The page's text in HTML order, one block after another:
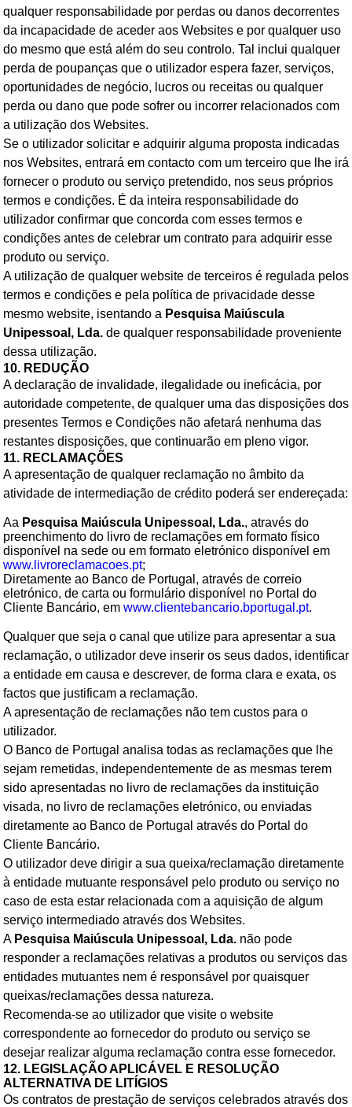
qualquer responsabilidade por perdas ou danos decorrentes
da incapacidade de aceder aos Websites e por qualquer uso
do mesmo que está além do seu controlo. Tal inclui qualquer
perda de poupanças que o utilizador espera fazer, serviços,
oportunidades de negócio, lucros ou receitas ou qualquer
perda ou dano que pode sofrer ou incorrer relacionados com
a utilização dos Websites.
Se o utilizador solicitar e adquirir alguma proposta indicadas
nos Websites, entrará em contacto com um terceiro que lhe irá
fornecer o produto ou serviço pretendido, nos seus próprios
termos e condições. É da inteira responsabilidade do
utilizador confirmar que concorda com esses termos e
condições antes de celebrar um contrato para adquirir esse
produto ou serviço.
A utilização de qualquer website de terceiros é regulada pelos
termos e condições e pela política de privacidade desse
mesmo website, isentando a Pesquisa Maiúscula
Unipessoal, Lda. de qualquer responsabilidade proveniente
dessa utilização.
10. REDUÇÃO
A declaração de invalidade, ilegalidade ou ineficácia, por
autoridade competente, de qualquer uma das disposições dos
presentes Termos e Condições não afetará nenhuma das
restantes disposições, que continuarão em pleno vigor.
11. RECLAMAÇÕES
A apresentação de qualquer reclamação no âmbito da
atividade de intermediação de crédito poderá ser endereçada:
Aa Pesquisa Maiúscula Unipessoal, Lda., através do
preenchimento do livro de reclamações em formato físico
disponível na sede ou em formato eletrónico disponível em
www.livroreclamacoes.pt;
Diretamente ao Banco de Portugal, através de correio
eletrónico, de carta ou formulário disponível no Portal do
Cliente Bancário, em www.clientebancario.bportugal.pt.
Qualquer que seja o canal que utilize para apresentar a sua
reclamação, o utilizador deve inserir os seus dados, identificar
a entidade em causa e descrever, de forma clara e exata, os
factos que justificam a reclamação.
A apresentação de reclamações não tem custos para o
utilizador.
O Banco de Portugal analisa todas as reclamações que lhe
sejam remetidas, independentemente de as mesmas terem
sido apresentadas no livro de reclamações da instituição
visada, no livro de reclamações eletrónico, ou enviadas
diretamente ao Banco de Portugal através do Portal do
Cliente Bancário.
O utilizador deve dirigir a sua queixa/reclamação diretamente
à entidade mutuante responsável pelo produto ou serviço no
caso de esta estar relacionada com a aquisição de algum
serviço intermediado através dos Websites.
A Pesquisa Maiúscula Unipessoal, Lda. não pode
responder a reclamações relativas a produtos ou serviços das
entidades mutuantes nem é responsável por quaisquer
queixas/reclamações dessa natureza.
Recomenda-se ao utilizador que visite o website
correspondente ao fornecedor do produto ou serviço se
desejar realizar alguma reclamação contra esse fornecedor.
12. LEGISLAÇÃO APLICÁVEL E RESOLUÇÃO
ALTERNATIVA DE LITÍGIOS
Os contratos de prestação de serviços celebrados através dos